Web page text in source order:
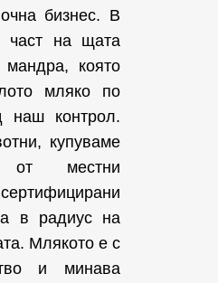
бизнес. В
част на щата
която
мляко по
наш контрол.
купуваме
от местни
в радиус на
Млякото е с
и минава